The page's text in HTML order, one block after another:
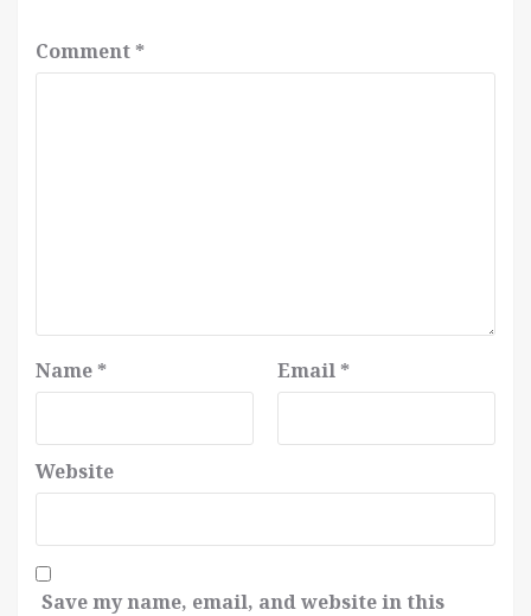
Comment *
Name * Email *
Website
Save my name, email, and website in this